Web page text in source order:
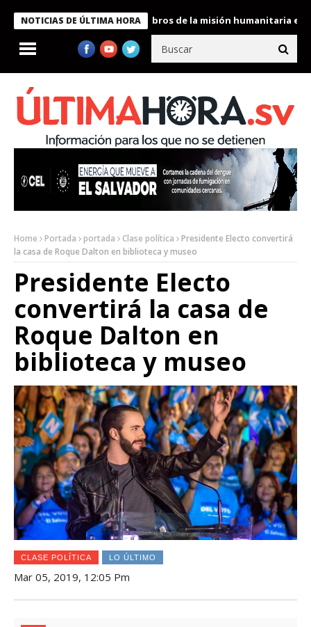
NOTICIAS DE ÚLTIMA HORA
Bukele condecora a miembros de la misión humanitaria
Home Portada portada Clase política
Presidente Electo convertirá
la casa de Roque Dalton en biblioteca y museo
Presidente Electo
convertirá la casa de
Roque Dalton en
biblioteca y museo
CLASE POLÍTICA LO ÚLTIMO
Mar 05, 2019, 12:05 Pm